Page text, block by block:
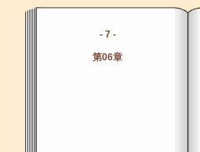
- 7 -
第06章